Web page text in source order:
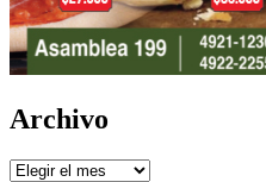
Archivo
Archivo